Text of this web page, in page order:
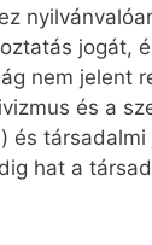
jogát,
nem jelent
és a
és
hat a